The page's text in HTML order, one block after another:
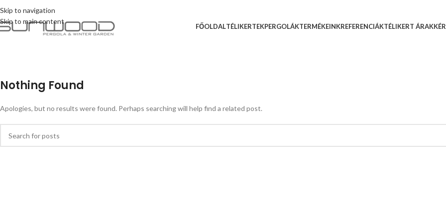
Skip to navigation
Skip to main content
FŐOLDALTÉLIKERTEKPERGOLÁKTERMÉKEINKREFERENCIÁKTÉLIKERT ÁRAK
Nothing Found
Apologies, but no results were found. Perhaps searching will help find a related post.